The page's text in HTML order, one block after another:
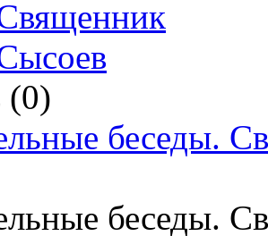
(0)
беседы.
беседы.